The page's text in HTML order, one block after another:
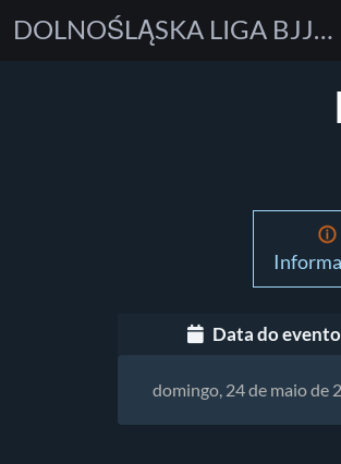
DOLNOŚLĄSKA LIGA BJJ - Wrocław Cup
Data do evento
domingo, 24 de maio de